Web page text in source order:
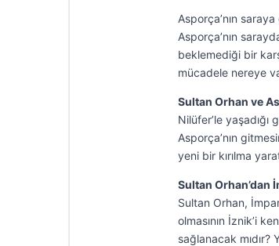
Asporça’nın
Asporça’nın
beklemediği bir
mücadele nereye
Sultan Orhan ve
Nilüfer’le
Asporça’nın
yeni bir kırılma
Sultan Orhan’dan
Sultan Orhan,
olmasının İznik’i
sağlanacak